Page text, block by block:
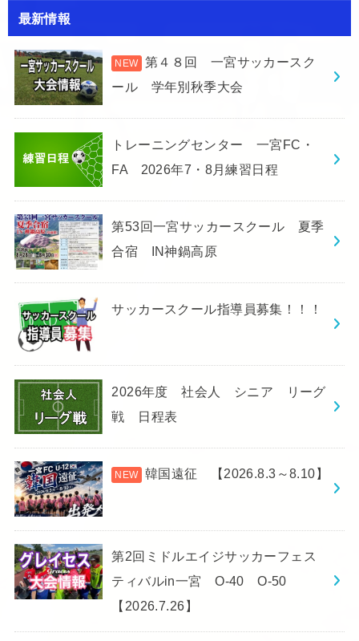
最新情報
第４８回 一宮サッカースク
ール 学年別秋季大会
トレーニングセンター 一宮FC・
FA 2026年7・8月練習日程
第53回一宮サッカースクール 夏季
合宿 IN神鍋高原
サッカースクール指導員募集！！！
2026年度 社会人 シニア リーグ
戦 日程表
韓国遠征 【2026.8.3～8.10】
第2回ミドルエイジサッカーフェス
ティバルin一宮 O-40 O-50
【2026.7.26】